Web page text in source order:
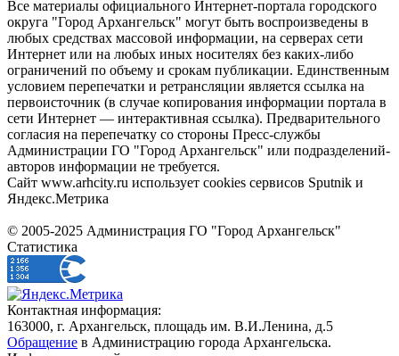
Все материалы официального Интернет-портала городского
округа "Город Архангельск" могут быть воспроизведены в
любых средствах массовой информации, на серверах сети
Интернет или на любых иных носителях без каких-либо
ограничений по объему и срокам публикации. Единственным
условием перепечатки и ретрансляции является ссылка на
первоисточник (в случае копирования информации портала в
сети Интернет — интерактивная ссылка). Предварительного
согласия на перепечатку со стороны Пресс-службы
Администрации ГО "Город Архангельск" или подразделений-
авторов информации не требуется.
Сайт www.arhcity.ru использует cookies сервисов Sputnik и
Яндекс.Метрика
© 2005-2025 Администрация ГО "Город Архангельск"
Статистика
Контактная информация:
163000, г. Архангельск, площадь им. В.И.Ленина, д.5
Обращение в Администрацию города Архангельска.